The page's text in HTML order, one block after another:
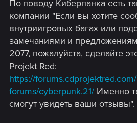
По поводу Киберпанка есть
компании "Если вы хотите
внутриигровых багах или
замечаниями и
2077, пожалуйста, сделайте
Projekt Red:
https://
forums/cyberpunk.21/Именно
смогут увидеть ваши отзывы".